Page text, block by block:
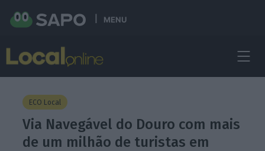
MENU
ECO Local
Via Navegável do Douro com mais
de um milhão de turistas em